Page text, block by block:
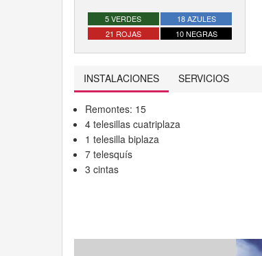
5 VERDES
18 AZULES
21 ROJAS
10 NEGRAS
INSTALACIONES SERVICIOS
Remontes: 15
4 telesillas cuatriplaza
1 telesilla biplaza
7 telesquís
3 cintas